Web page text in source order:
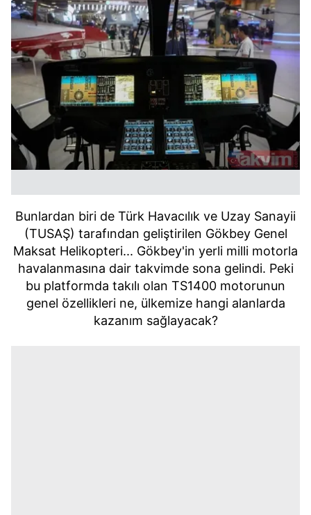
Bunlardan biri de Türk Havacılık ve Uzay Sanayii
(TUSAŞ) tarafından geliştirilen Gökbey Genel
Maksat Helikopteri... Gökbey'in yerli milli motorla
havalanmasına dair takvimde sona gelindi. Peki
bu platformda takılı olan TS1400 motorunun
genel özellikleri ne, ülkemize hangi alanlarda
kazanım sağlayacak?